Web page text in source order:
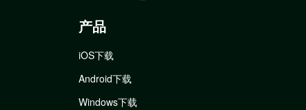
产品
iOS下载
Android下载
Windows下载